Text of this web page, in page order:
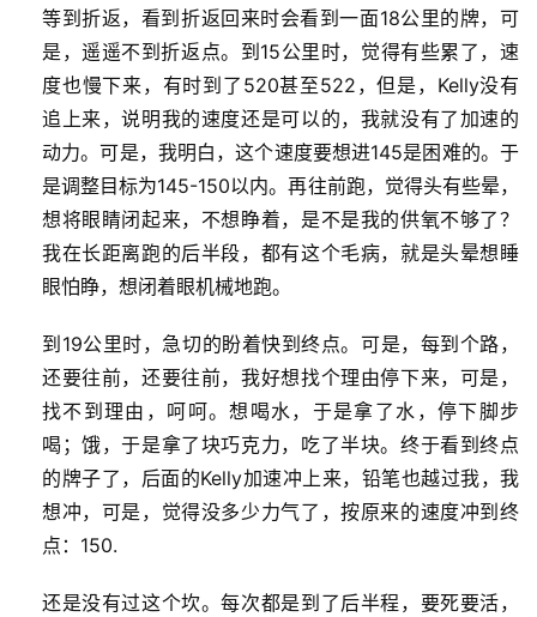
观
等到折返，看到折返回来时会看到一面18公里的牌，可
是，遥遥不到折返点。到15公里时，觉得有些累了，速
度也慢下来，有时到了520甚至522，但是，Kelly没有
追上来，说明我的速度还是可以的，我就没有了加速的
动力。可是，我明白，这个速度要想进145是困难的。于
是调整目标为145-150以内。再往前跑，觉得头有些晕，
想将眼睛闭起来，不想睁着，是不是我的供氧不够了？
我在长距离跑的后半段，都有这个毛病，就是头晕想睡
眼怕睁，想闭着眼机械地跑。
到19公里时，急切的盼着快到终点。可是，每到个路，
还要往前，还要往前，我好想找个理由停下来，可是，
找不到理由，呵呵。想喝水，于是拿了水，停下脚步
喝；饿，于是拿了块巧克力，吃了半块。终于看到终点
的牌子了，后面的Kelly加速冲上来，铅笔也越过我，我
想冲，可是，觉得没多少力气了，按原来的速度冲到终
点：150.
还是没有过这个坎。每次都是到了后半程，要死要活，